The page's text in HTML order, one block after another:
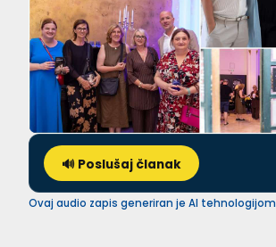
🔊 Poslušaj članak
Ovaj audio zapis generiran je AI tehnologijom